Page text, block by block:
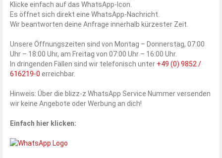
Klicke einfach auf das WhatsApp-Icon.
Es öffnet sich direkt eine WhatsApp-Nachricht.
Wir beantworten deine Anfrage innerhalb kürzester Zeit.
Unsere Öffnungszeiten sind von Montag – Donnerstag, 07:00
Uhr – 18:00 Uhr, am Freitag von 07:00 Uhr – 16:00 Uhr.
In dringenden Fällen sind wir telefonisch unter +49 (0) 9852 /
616219-0 erreichbar.
Hinweis: Über die blizz-z WhatsApp Service Nummer versenden
wir keine Angebote oder Werbung an dich!
Einfach hier klicken: